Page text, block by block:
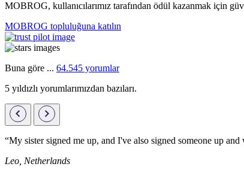
MOBROG, kullanıcılarımız tarafından ödül kazanmak için
MOBROG topluluğuna katılın
Buna göre ... 64.545 yorumlar
5 yıldızlı yorumlarımızdan bazıları.
“My sister signed me up, and I've also signed someone up
Leo, Netherlands